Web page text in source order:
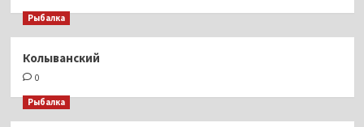
Рыбалка
Колыванский
0
Рыбалка